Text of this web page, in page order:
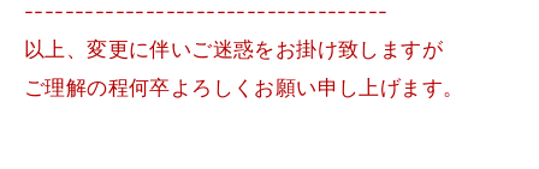
------------------------------------
以上、変更に伴いご迷惑をお掛け致しますが
ご理解の程何卒よろしくお願い申し上げます。